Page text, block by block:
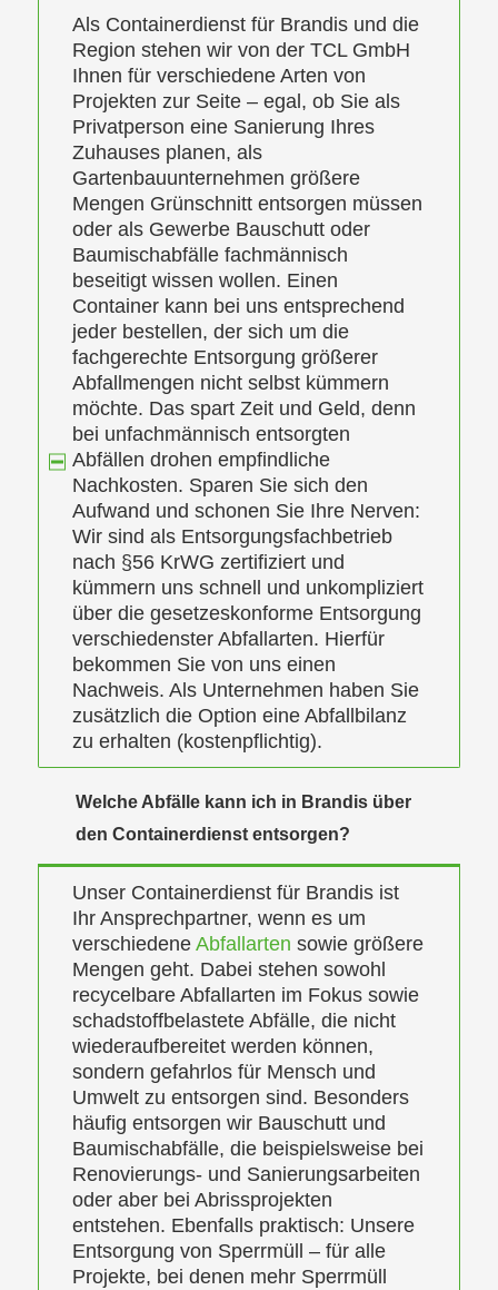
Als Containerdienst für Brandis und die
Region stehen wir von der TCL GmbH
Ihnen für verschiedene Arten von
Projekten zur Seite – egal, ob Sie als
Privatperson eine Sanierung Ihres
Zuhauses planen, als
Gartenbauunternehmen größere
Mengen Grünschnitt entsorgen müssen
oder als Gewerbe Bauschutt oder
Baumischabfälle fachmännisch
beseitigt wissen wollen. Einen
Container kann bei uns entsprechend
jeder bestellen, der sich um die
fachgerechte Entsorgung größerer
Abfallmengen nicht selbst kümmern
möchte. Das spart Zeit und Geld, denn
bei unfachmännisch entsorgten
Abfällen drohen empfindliche
Nachkosten. Sparen Sie sich den
Aufwand und schonen Sie Ihre Nerven:
Wir sind als Entsorgungsfachbetrieb
nach §56 KrWG zertifiziert und
kümmern uns schnell und unkompliziert
über die gesetzeskonforme Entsorgung
verschiedenster Abfallarten. Hierfür
bekommen Sie von uns einen
Nachweis. Als Unternehmen haben Sie
zusätzlich die Option eine Abfallbilanz
zu erhalten (kostenpflichtig).
Welche Abfälle kann ich in Brandis über
den Containerdienst entsorgen?
Unser Containerdienst für Brandis ist
Ihr Ansprechpartner, wenn es um
verschiedene Abfallarten sowie größere
Mengen geht. Dabei stehen sowohl
recycelbare Abfallarten im Fokus sowie
schadstoffbelastete Abfälle, die nicht
wiederaufbereitet werden können,
sondern gefahrlos für Mensch und
Umwelt zu entsorgen sind. Besonders
häufig entsorgen wir Bauschutt und
Baumischabfälle, die beispielsweise bei
Renovierungs- und Sanierungsarbeiten
oder aber bei Abrissprojekten
entstehen. Ebenfalls praktisch: Unsere
Entsorgung von Sperrmüll – für alle
Projekte, bei denen mehr Sperrmüll